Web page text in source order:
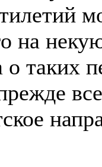
на
о таких